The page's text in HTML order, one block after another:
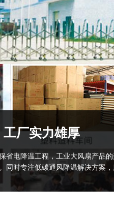
厂实力雄厚
省电降温工程，工业大风扇产品
同时专注低碳通风降温解决方案